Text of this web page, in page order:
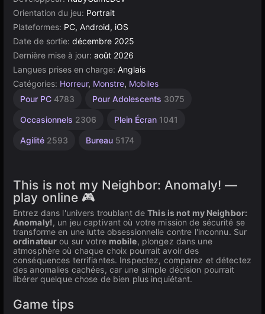
Orientation du jeu: Portrait
Plateformes: PC, Android, iOS
Date de sortie: décembre 2025
Dernière mise à jour: août 2026
Langues prises en charge: Anglais
Catégories: Horreur, Monstre, Mobiles
Pour PC 4783 Pour Adolescents 3075
Occasionnels 2306 Plein Écran 1041
Agilité 2593 Bureau 5174
À 1
4141
Haute
3571
Étranges
Russes
Pour
1480
Navigateur
This is not my Neighbor: Anomaly! —
play online 🎮
Entrez dans l'univers troublant deThis is not my Neighbor:
Anomaly!, un jeu captivant où votre mission de sécurité se
transforme en une lutte obsessionnelle contre l'inconnu. Sur
ordinateur ou sur votre mobile, plongez dans une
atmosphère où chaque choix pourrait avoir des
conséquences terrifiantes. Inspectez, comparez et détectez
des anomalies cachées, car une simple décision pourrait
libérer quelque chose de bien plus inquiétant.
Game tips